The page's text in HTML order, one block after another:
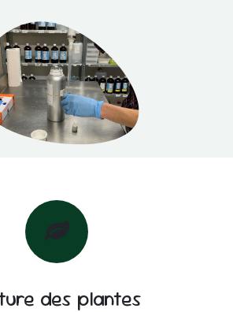
des plantes